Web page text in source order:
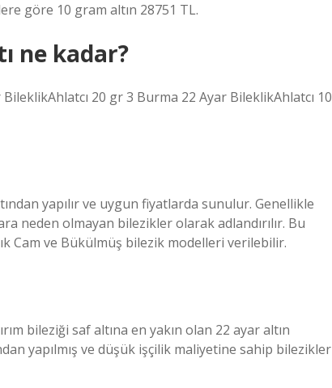
göre 10 gram altın 28751 TL.
ne kadar?
20 gr 3 Burma 22 Ayar BileklikAhlatcı 10
yapılır ve uygun fiyatlarda sunulur. Genellikle
neden olmayan bilezikler olarak adlandırılır. Bu
Cam ve Bükülmüş bilezik modelleri verilebilir.
bileziği saf altına en yakın olan 22 ayar altın
yapılmış ve düşük işçilik maliyetine sahip bilezikler